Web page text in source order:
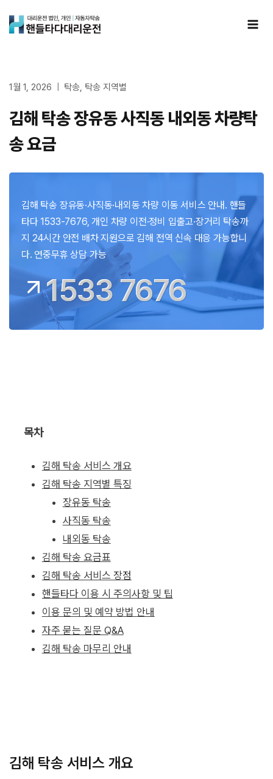
1월 1, 2026 탁송, 탁송 지역별
김해 탁송 장유동 사직동 내외동 차량탁
송 요금
김해 탁송 장유동·사직동·내외동 차량 이동 서비스 안내. 핸들
타다 1533-7676, 개인 차량 이전·정비 입출고·장거리 탁송까
지 24시간 안전 배차 지원으로 김해 전역 신속 대응 가능합니
다. 연중무휴 상담 가능
1533 7676
목차
김해 탁송 서비스 개요
김해 탁송 지역별 특징
장유동 탁송
사직동 탁송
내외동 탁송
김해 탁송 요금표
김해 탁송 서비스 장점
핸들타다 이용 시 주의사항 및 팁
이용 문의 및 예약 방법 안내
자주 묻는 질문 Q&A
김해 탁송 마무리 안내
김해 탁송 서비스 개요